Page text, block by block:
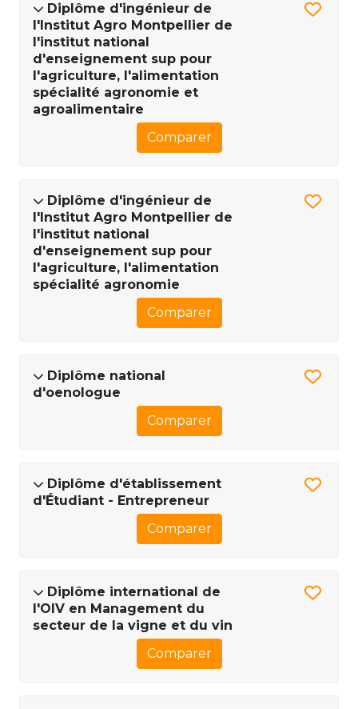
Diplôme d'ingénieur de
l'Institut Agro Montpellier de
l'institut national
d'enseignement sup pour
l'agriculture, l'alimentation
spécialité agronomie et
agroalimentaire
Comparer
Diplôme d'ingénieur de
l'Institut Agro Montpellier de
l'institut national
d'enseignement sup pour
l'agriculture, l'alimentation
spécialité agronomie
Comparer
Diplôme national
d'oenologue
Comparer
Diplôme d'établissement
d'Étudiant - Entrepreneur
Comparer
Diplôme international de
l'OIV en Management du
secteur de la vigne et du vin
Comparer